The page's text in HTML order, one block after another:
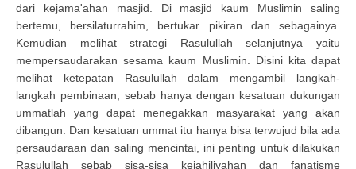
dari kejama'ahan masjid. Di masjid kaum Muslimin saling
bertemu, bersilaturrahim, bertukar pikiran dan sebagainya.
Kemudian melihat strategi Rasulullah selanjutnya yaitu
mempersaudarakan sesama kaum Muslimin. Disini kita dapat
melihat ketepatan Rasulullah dalam mengambil langkah-
langkah pembinaan, sebab hanya dengan kesatuan dukungan
ummatlah yang dapat menegakkan masyarakat yang akan
dibangun. Dan kesatuan ummat itu hanya bisa terwujud bila ada
persaudaraan dan saling mencintai, ini penting untuk dilakukan
Rasulullah sebab sisa-sisa kejahiliyahan dan fanatisme